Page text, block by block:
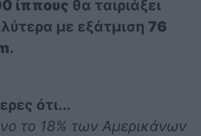
ίππους θα ταιριάξει
με εξάτμιση 76
.
ότι...
το 18% των Αμερικάνων